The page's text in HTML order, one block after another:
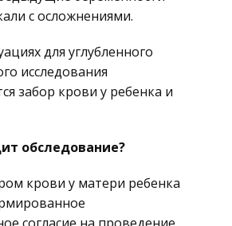
с осложнениями.
для углубленного
исследования
забор крови у ребенка и
обследование?
крови у матери ребенка